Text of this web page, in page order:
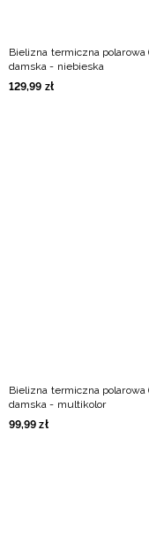
Bielizna termiczna polarowa
damska - niebieska
129,99 zł
Bielizna termiczna polarowa
damska - multikolor
99,99 zł